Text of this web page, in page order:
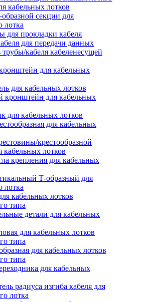
кабельных лотков
секции для
лотка
для прокладки кабеля
для передачи данных
трубы/кабеля кабеленесущей
для кабельных
для кабельных лотков
кронштейн для кабельных
для кабельных лотков
для кабельных
крестообразной
кабельных лотков
крепления для кабельных
Т-образный для
лотка
кабельных лотков
типа
детали для кабельных
для кабельных лотков
типа
для кабельных лотков
типа
для кабельных
радиуса изгиба кабеля для
лотка